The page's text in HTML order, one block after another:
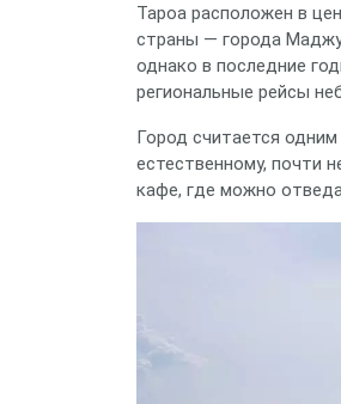
Тароа расположен в
страны — города
однако в последние
региональные рейсы
Город считается
естественному, почти
кафе, где можно